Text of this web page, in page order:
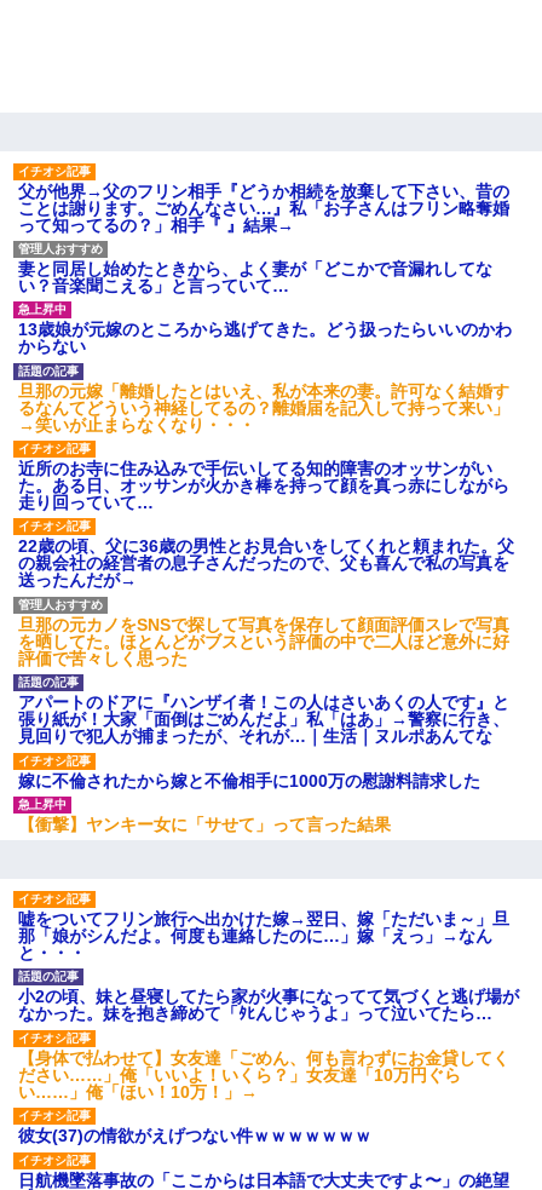
父が他界→父のフリン相手『どうか相続を放棄して下さい、昔の
ことは謝ります。ごめんなさい…』私「お子さんはフリン略奪婚
って知ってるの？」相手『 』結果→
妻と同居し始めたときから、よく妻が「どこかで音漏れしてな
い？音楽聞こえる」と言っていて…
13歳娘が元嫁のところから逃げてきた。どう扱ったらいいのかわ
からない
旦那の元嫁「離婚したとはいえ、私が本来の妻。許可なく結婚す
るなんてどういう神経してるの？離婚届を記入して持って来い」
→笑いが止まらなくなり・・・
近所のお寺に住み込みで手伝いしてる知的障害のオッサンがい
た。ある日、オッサンが火かき棒を持って顔を真っ赤にしながら
走り回っていて…
22歳の頃、父に36歳の男性とお見合いをしてくれと頼まれた。父
の親会社の経営者の息子さんだったので、父も喜んで私の写真を
送ったんだが→
旦那の元カノをSNSで探して写真を保存して顔面評価スレで写真
を晒してた。ほとんどがブスという評価の中で二人ほど意外に好
評価で苦々しく思った
アパートのドアに『ハンザイ者！この人はさいあくの人です』と
張り紙が！大家「面倒はごめんだよ」私「はあ」→警察に行き、
見回りで犯人が捕まったが、それが…｜生活｜ヌルポあんてな
嫁に不倫されたから嫁と不倫相手に1000万の慰謝料請求した
【衝撃】ヤンキー女に「サせて」って言った結果
嘘をついてフリン旅行へ出かけた嫁→翌日、嫁「ただいま～」旦
那「娘がシんだよ。何度も連絡したのに…」嫁「えっ」→なん
と・・・
小2の頃、妹と昼寝してたら家が火事になってて気づくと逃げ場が
なかった。妹を抱き締めて「ﾀﾋんじゃうよ」って泣いてたら…
【身体で払わせて】女友達「ごめん、何も言わずにお金貸してく
ださい……」俺「いいよ！いくら？」女友達「10万円ぐら
い……」俺「ほい！10万！」→
彼女(37)の情欲がえげつない件ｗｗｗｗｗｗｗ
日航機墜落事故の「ここからは日本語で大丈夫ですよ〜」の絶望